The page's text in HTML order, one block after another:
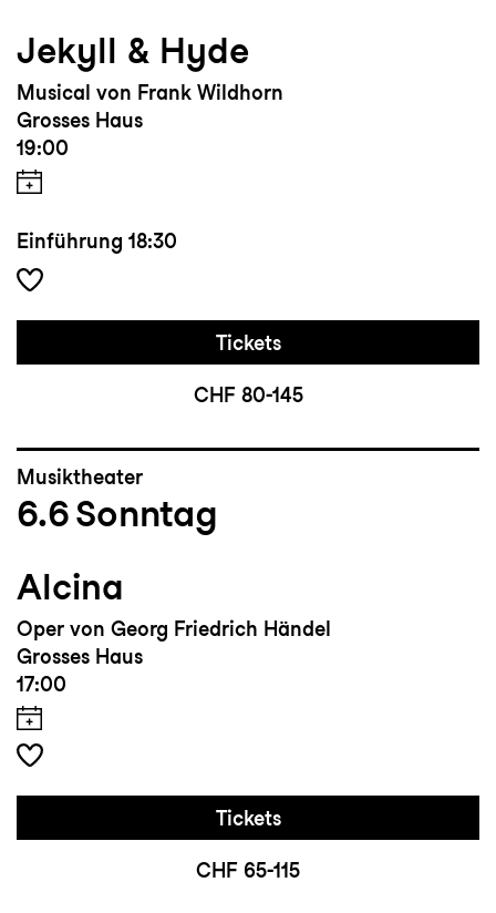
Jekyll & Hyde
Musical von Frank Wildhorn
Grosses Haus
19:00
Einführung 18:30
Tickets
CHF 80-145
Musiktheater
6.6Sonntag
Alcina
Oper von Georg Friedrich Händel
Grosses Haus
17:00
Tickets
CHF 65-115